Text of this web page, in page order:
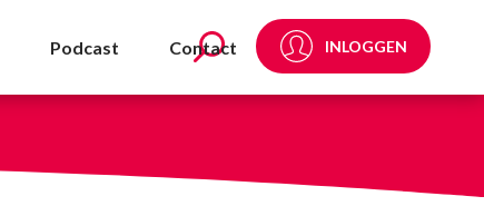
Podcast Contact INLOGGEN